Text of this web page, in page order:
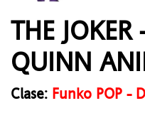
THE JOKER
QUINN
Clase: Funko POP -